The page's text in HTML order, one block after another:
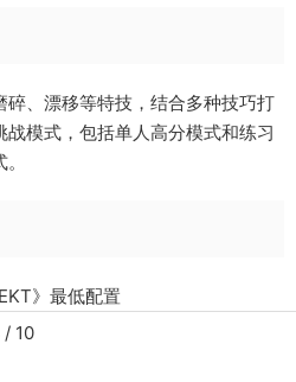
、漂移等特技，结合多种技巧打
模式，包括单人高分模式和练习
》最低配置
10